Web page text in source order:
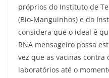
próprios do Instituto de
(Bio-Manguinhos) e do
considera que o ideal é
RNA mensageiro possa
vez que as vacinas contra
laboratórios até o